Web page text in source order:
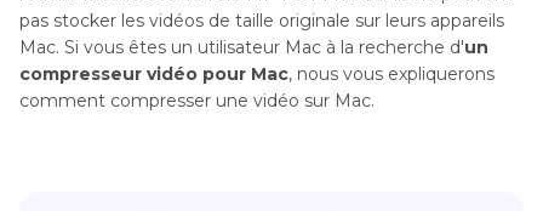
pas stocker les vidéos de taille originale sur leurs appareils
Mac. Si vous êtes un utilisateur Mac à la recherche d'un
compresseur vidéo pour Mac, nous vous expliquerons
comment compresser une vidéo sur Mac.